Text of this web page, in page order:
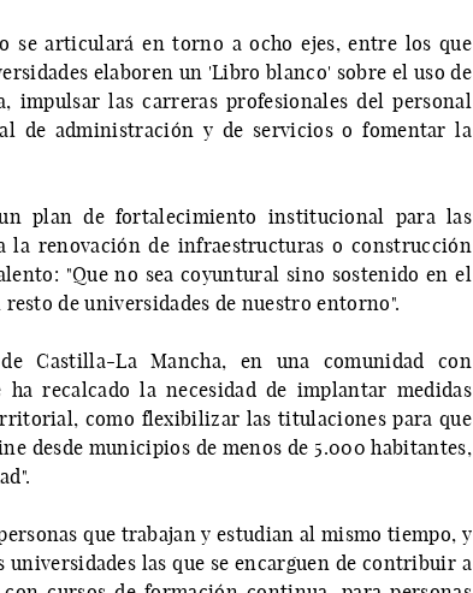
se articulará en torno a ocho ejes, entre los que
elaboren un 'Libro blanco' sobre el uso de
impulsar las carreras profesionales del personal
de administración y de servicios o fomentar la
plan de fortalecimiento institucional para las
la renovación de infraestructuras o construcción
"Que no sea coyuntural sino sostenido en el
de universidades de nuestro entorno".
Castilla-La Mancha, en una comunidad con
ha recalcado la necesidad de implantar medidas
como flexibilizar las titulaciones para que
desde municipios de menos de 5.000 habitantes,
que trabajan y estudian al mismo tiempo, y
universidades las que se encarguen de contribuir a